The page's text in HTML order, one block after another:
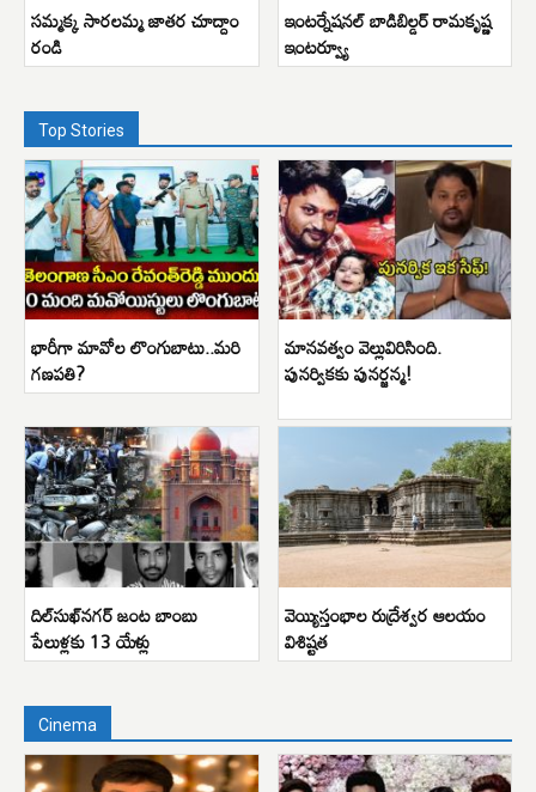
సమ్మక్క సారలమ్మ జాతర చూద్దాం
రండి
ఇంటర్నేషనల్ బాడిబిల్డర్ రామకృష్ణ
ఇంటర్వ్యూ
Top Stories
భారీగా మావోల లొంగుబాటు..మరి
గణపతి?
మానవత్వం వెల్లువిరిసింది.
పునర్వికకు పునర్జన్మ!
దిల్‌సుఖ్‌నగర్ జంట బాంబు
పేలుళ్లకు 13 యేళ్లు
వెయ్యిస్తంభాల రుద్రేశ్వర ఆలయం
విశిష్టత
Cinema